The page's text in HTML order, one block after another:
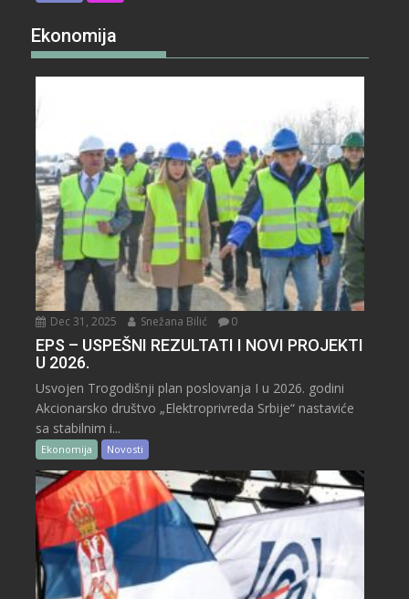
Ekonomija
Dec 31, 2025 Snežana Bilić 0
EPS – USPEŠNI REZULTATI I NOVI PROJEKTI
U 2026.
Usvojen Trogodišnji plan poslovanja I u 2026. godini
Akcionarsko društvo „Elektroprivreda Srbije“ nastaviće
sa stabilnim i...
Ekonomija Novosti